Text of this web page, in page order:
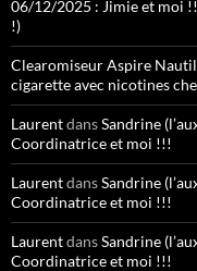
06/12/2025 : Jimie et moi
!)
Clearomiseur Aspire
cigarette avec nicotines
LaurentdansSandrine
Coordinatrice et moi !!!
LaurentdansSandrine
Coordinatrice et moi !!!
LaurentdansSandrine
Coordinatrice et moi !!!